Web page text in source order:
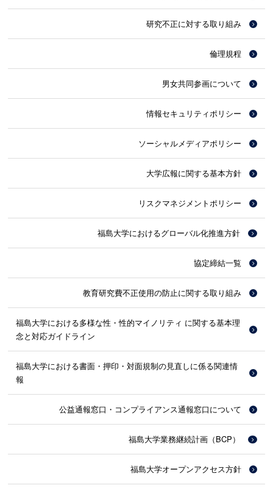
研究不正に対する取り組み
倫理規程
男女共同参画について
情報セキュリティポリシー
ソーシャルメディアポリシー
大学広報に関する基本方針
リスクマネジメントポリシー
福島大学におけるグローバル化推進方針
協定締結一覧
教育研究費不正使用の防止に関する取り組み
福島大学における多様な性・性的マイノリティ に関する基本理
念と対応ガイドライン
福島大学における書面・押印・対面規制の見直しに係る関連情
報
公益通報窓口・コンプライアンス通報窓口について
福島大学業務継続計画（BCP）
福島大学オープンアクセス方針